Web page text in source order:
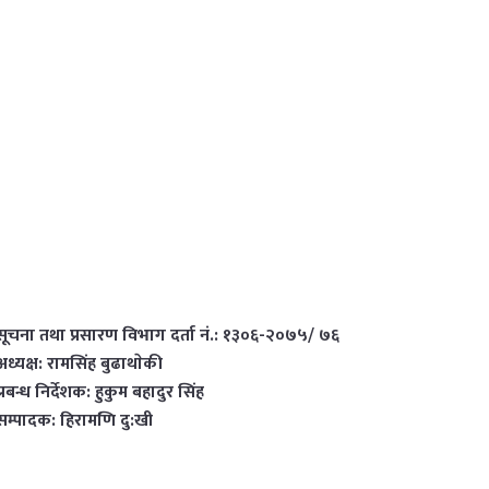
तथा प्रसारण विभाग दर्ता नं.: १३०६-२०७५/ ७६
रामसिंह बुढाथाेकी
निर्देशक: हुकुम बहादुर सिंह
हिरामणि दु:खी